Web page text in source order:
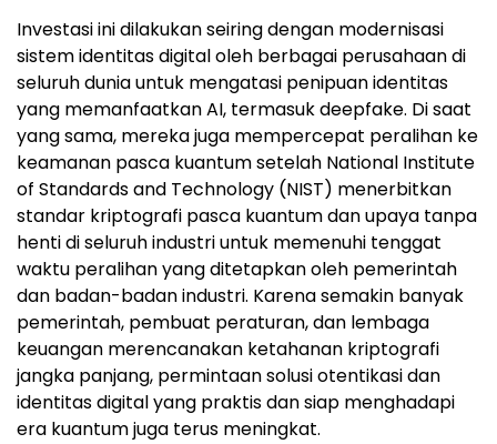
Investasi ini dilakukan seiring dengan modernisasi
sistem identitas digital oleh berbagai perusahaan di
seluruh dunia untuk mengatasi penipuan identitas
yang memanfaatkan AI, termasuk deepfake. Di saat
yang sama, mereka juga mempercepat peralihan ke
keamanan pasca kuantum setelah National Institute
of Standards and Technology (NIST) menerbitkan
standar kriptografi pasca kuantum dan upaya tanpa
henti di seluruh industri untuk memenuhi tenggat
waktu peralihan yang ditetapkan oleh pemerintah
dan badan-badan industri. Karena semakin banyak
pemerintah, pembuat peraturan, dan lembaga
keuangan merencanakan ketahanan kriptografi
jangka panjang, permintaan solusi otentikasi dan
identitas digital yang praktis dan siap menghadapi
era kuantum juga terus meningkat.